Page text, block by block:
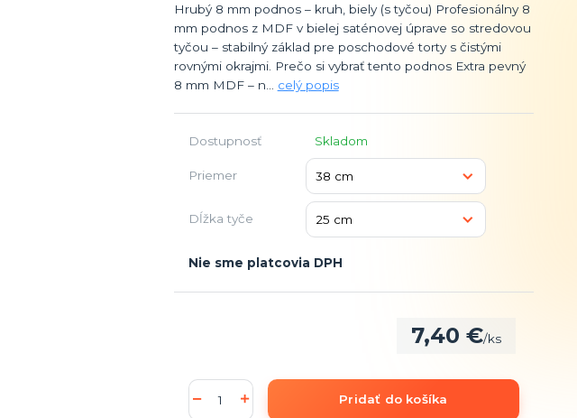
Hrubý 8 mm podnos – kruh, biely (s tyčou) Profesionálny 8
mm podnos z MDF v bielej saténovej úprave so stredovou
tyčou – stabilný základ pre poschodové torty s čistými
rovnými okrajmi. Prečo si vybrať tento podnos Extra pevný
8 mm MDF – n... celý popis
Dostupnosť Skladom
Priemer
Dĺžka tyče
Nie sme platcovia DPH
7,40 €/ks
Pridať do košíka